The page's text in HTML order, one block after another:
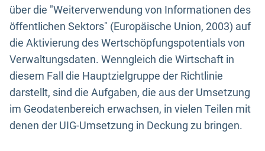
über die "Weiterverwendung von Informationen des
öffentlichen Sektors" (Europäische Union, 2003) auf
die Aktivierung des Wertschöpfungspotentials von
Verwaltungsdaten. Wenngleich die Wirtschaft in
diesem Fall die Hauptzielgruppe der Richtlinie
darstellt, sind die Aufgaben, die aus der Umsetzung
im Geodatenbereich erwachsen, in vielen Teilen mit
denen der UIG-Umsetzung in Deckung zu bringen.